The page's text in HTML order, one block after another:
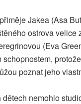
Jakea (Asa
ostrova
(Eva
poznat jeho
nemohlo